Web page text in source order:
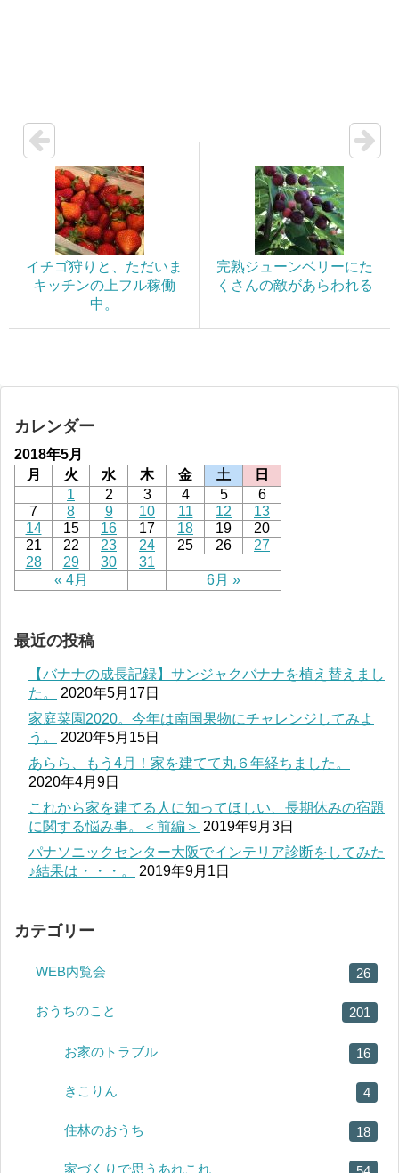
イチゴ狩りと、ただいま
キッチンの上フル稼働
中。
完熟ジューンベリーにた
くさんの敵があらわれる
カレンダー
2018年5月
月
火 水 木 金 土 日
« 4月 6月 »
1 2 3 4 5
6
7
8 9 10 11 12
13
14
15 16 17 18 19
20
21
22 23 24 25 26
27
28
29 30 31
最近の投稿
【バナナの成長記録】サンジャクバナナを植え替えまし
た。
2020年5月17日
家庭菜園2020。今年は南国果物にチャレンジしてみよ
う。
2020年5月15日
あらら、もう4月！家を建てて丸６年経ちました。
2020年4月9日
これから家を建てる人に知ってほしい、長期休みの宿題
に関する悩み事。＜前編＞ 2019年9月3日
パナソニックセンター大阪でインテリア診断をしてみた
♪結果は・・・。
2019年9月1日
カテゴリー
WEB内覧会 26
おうちのこと 201
お家のトラブル 16
きこりん 4
住林のおうち 18
家づくりで思うあれこれ